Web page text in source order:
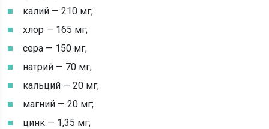
калий — 210 мг;
хлор — 165 мг;
сера — 150 мг;
натрий — 70 мг;
кальций — 20 мг;
магний — 20 мг;
цинк — 1,35 мг;